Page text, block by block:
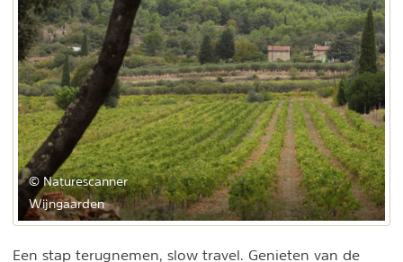
© Naturescanner
Wijngaarden
Een stap terugnemen, slow travel. Genieten van de